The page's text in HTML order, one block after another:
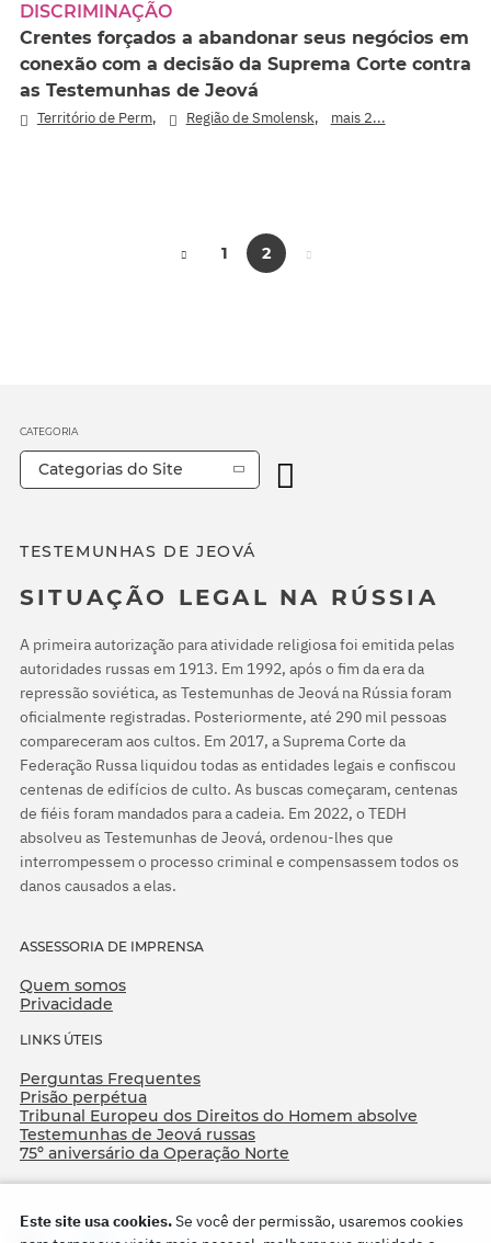
DISCRIMINAÇÃO
Crentes forçados a abandonar seus negócios em
conexão com a decisão da Suprema Corte contra
as Testemunhas de Jeová
Território de Perm, Região de Smolensk, mais 2...
1 2
TESTEMUNHAS DE JEOVÁ
SITUAÇÃO LEGAL NA RÚSSIA
A primeira autorização para atividade religiosa foi emitida pelas
autoridades russas em 1913. Em 1992, após o fim da era da
repressão soviética, as Testemunhas de Jeová na Rússia foram
oficialmente registradas. Posteriormente, até 290 mil pessoas
compareceram aos cultos. Em 2017, a Suprema Corte da
Federação Russa liquidou todas as entidades legais e confiscou
centenas de edifícios de culto. As buscas começaram, centenas
de fiéis foram mandados para a cadeia. Em 2022, o TEDH
absolveu as Testemunhas de Jeová, ordenou-lhes que
interrompessem o processo criminal e compensassem todos os
danos causados a elas.
ASSESSORIA DE IMPRENSA
Quem somos
Privacidade
LINKS ÚTEIS
Perguntas Frequentes
Prisão perpétua
Tribunal Europeu dos Direitos do Homem absolve
Testemunhas de Jeová russas
75º aniversário da Operação Norte
CATEGORIA
Categorias do Site
Este site usa cookies.Se você der permissão, usaremos cookies